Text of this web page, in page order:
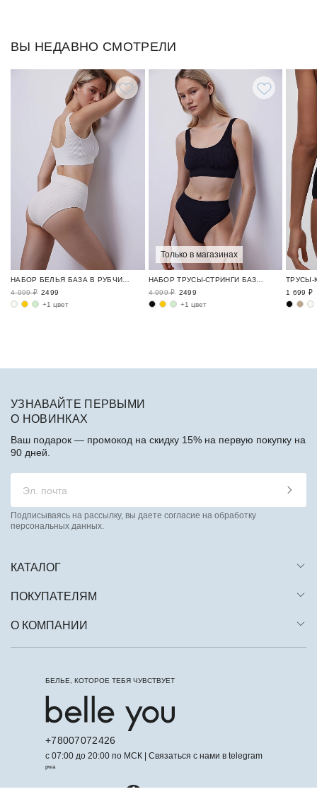
ВЫ НЕДАВНО СМОТРЕЛИ
4 999 ₽ 2499
+1 цвет
Только в магазинах
4 999 ₽ 2499
+1 цвет
1 699 ₽
КАТАЛОГ
ПОКУПАТЕЛЯМ
О КОМПАНИИ
УЗНАВАЙТЕ ПЕРВЫМИ
О НОВИНКАХ
Ваш подарок — промокод на скидку 15% на первую покупку на
90 дней.
Подписываясь на рассылку, вы даете согласие на обработку
персональных данных.
БЕЛЬЕ, КОТОРОЕ ТЕБЯ ЧУВСТВУЕТ
+78007072426
с 07:00 до 20:00 по МСК | Связаться с нами в telegram
pwa